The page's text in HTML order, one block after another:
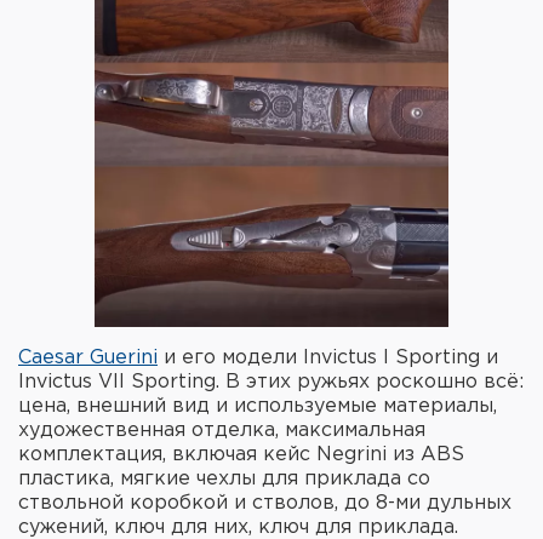
Caesar Guerini и его модели Invictus I Sporting и
Invictus VII Sporting. В этих ружьях роскошно всё:
цена, внешний вид и используемые материалы,
художественная отделка, максимальная
комплектация, включая кейс Negrini из ABS
пластика, мягкие чехлы для приклада со
ствольной коробкой и стволов, до 8-ми дульных
сужений, ключ для них, ключ для приклада.